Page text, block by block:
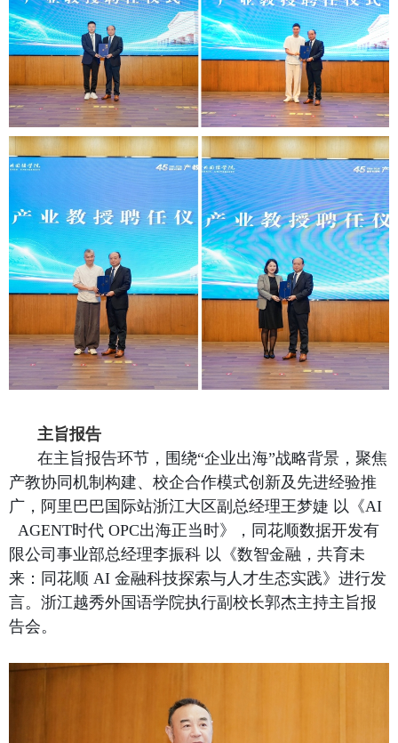
主旨报告
在主旨报告环节，围绕“企业出海”战略背景，聚焦
产教协同机制构建、校企合作模式创新及先进经验推
广，阿里巴巴国际站浙江大区副总经理王梦婕 以《AI
AGENT时代 OPC出海正当时》，同花顺数据开发有
限公司事业部总经理李振科 以《数智金融，共育未
来：同花顺 AI 金融科技探索与人才生态实践》进行发
言。浙江越秀外国语学院执行副校长郭杰主持主旨报
告会。